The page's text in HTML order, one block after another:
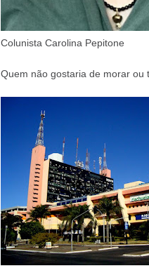
Colunista Carolina Pepitone
Quem não gostaria de morar